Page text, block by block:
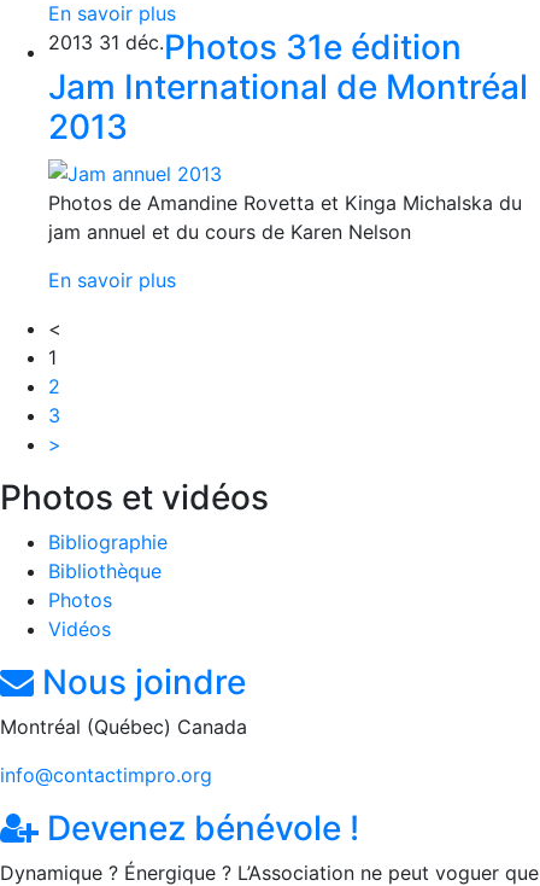
En savoir plus
2013 31 déc.Photos 31e édition
Jam International de Montréal
2013
Photos de Amandine Rovetta et Kinga Michalska du
jam annuel et du cours de Karen Nelson
En savoir plus
<
1
2
3
>
Photos et vidéos
Bibliographie
Bibliothèque
Photos
Vidéos
Nous joindre
Montréal (Québec) Canada
info@contactimpro.org
Devenez bénévole !
Dynamique ? Énergique ? L’Association ne peut voguer que